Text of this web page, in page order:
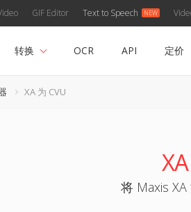
GIF Editor Text to Speech
转换 OCR API 定价
XA 为 CVU
将 Maxis